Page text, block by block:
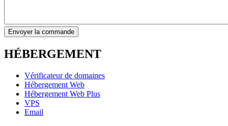
Envoyer la commande
HÉBERGEMENT
Vérificateur de domaines
Hébergement Web
Hébergement Web Plus
VPS
Email